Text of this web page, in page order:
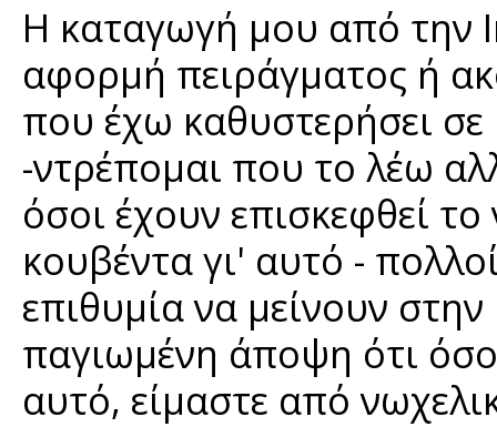
Η καταγωγή μου από την
αφορμή πειράγματος ή
που έχω καθυστερήσει
-ντρέπομαι που το λέω
όσοι έχουν επισκεφθεί
κουβέντα γι' αυτό -
επιθυμία να μείνουν
παγιωμένη άποψη ότι
αυτό, είμαστε από